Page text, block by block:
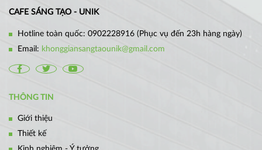
CAFE SÁNG TẠO - UNIK
Hotline toàn quốc: 0902228916 (Phục vụ đến 23h hàng ngày)
Email: khonggiansangtaounik@gmail.com
THÔNG TIN
Giới thiệu
Thiết kế